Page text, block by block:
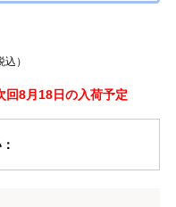
）
8月18日の入荷予定
：